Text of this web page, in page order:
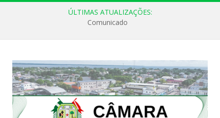
ÚLTIMAS ATUALIZAÇÕES:
Comunicado